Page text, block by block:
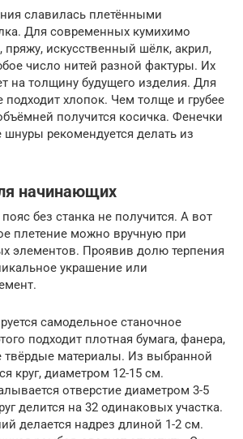
славилась плетёнными
Для современных кумихимо
искусственный шёлк, акрил,
число нитей разной фактуры. Их
на толщину будущего изделия. Для
подходит хлопок. Чем толще и грубее
получится косичка. Фенечки
шнуры рекомендуется делать из
начинающих
без станка не получится. А вот
плетение можно вручную при
элементов. Проявив долю терпения
украшение или
самодельное станочное
подходит плотная бумага, фанера,
твёрдые материалы. Из выбранной
круг, диаметром 12-15 см.
отверстие диаметром 3-5
делится на 32 одинаковых участка.
делается надрез длиной 1-2 см.